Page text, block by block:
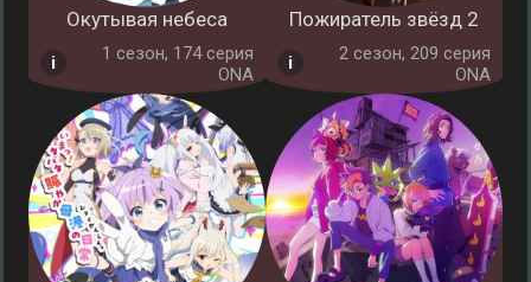
Окутывая небеса
1 cезон, 174 серия
ONA
Пожиратель звёзд 2
2 cезон, 209 серия
ONA